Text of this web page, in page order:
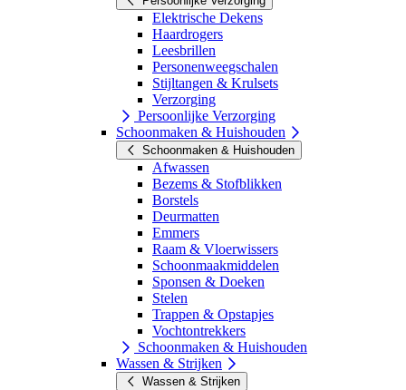
Elektrische Dekens
Haardrogers
Leesbrillen
Personenweegschalen
Stijltangen & Krulsets
Verzorging
Persoonlijke Verzorging
Schoonmaken & Huishouden
Schoonmaken & Huishouden
Afwassen
Bezems & Stofblikken
Borstels
Deurmatten
Emmers
Raam & Vloerwissers
Schoonmaakmiddelen
Sponsen & Doeken
Stelen
Trappen & Opstapjes
Vochtontrekkers
Schoonmaken & Huishouden
Wassen & Strijken
Wassen & Strijken